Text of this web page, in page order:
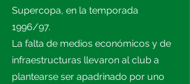
Supercopa, en la temporada
1996/97.
La falta de medios económicos y de
infraestructuras llevaron al club a
plantearse ser apadrinado por uno